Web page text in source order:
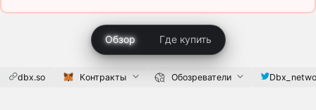
Обзор Где купить
dbx.so Контракты Обозреватели